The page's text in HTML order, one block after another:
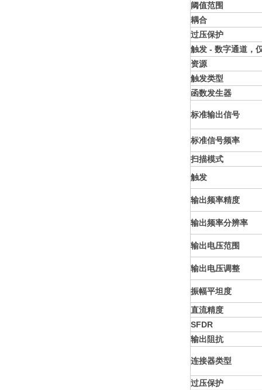
阈值范围
耦合
过压保护
触发 - 数字通道，
资源
触发类型
函数发生器
标准输出信号
标准信号频率
扫描模式
触发
输出频率精度
输出频率分辨率
输出电压范围
输出电压调整
振幅平坦度
直流精度
SFDR
输出阻抗
连接器类型
过压保护